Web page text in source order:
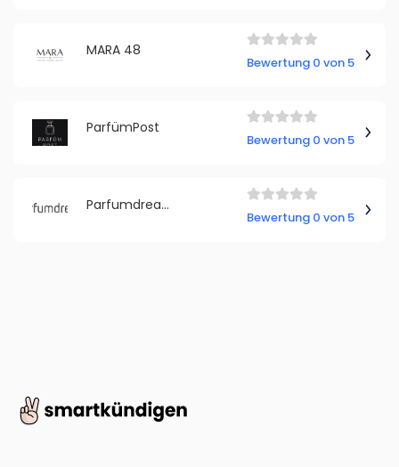
MARA 48
Bewertung 0 von 5
ParfümPost
Bewertung 0 von 5
Parfumdreams.de
Bewertung 0 von 5